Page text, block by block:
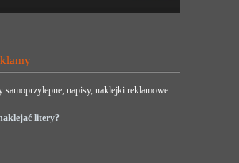
samoprzylepne, napisy, naklejki reklamowe.
litery?